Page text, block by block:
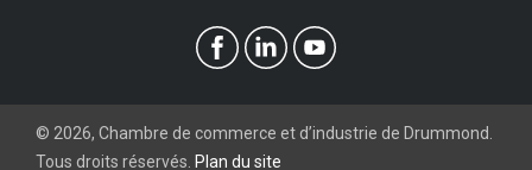
© 2026, Chambre de commerce et d’industrie de Drummond.
Tous droits réservés. Plan du site